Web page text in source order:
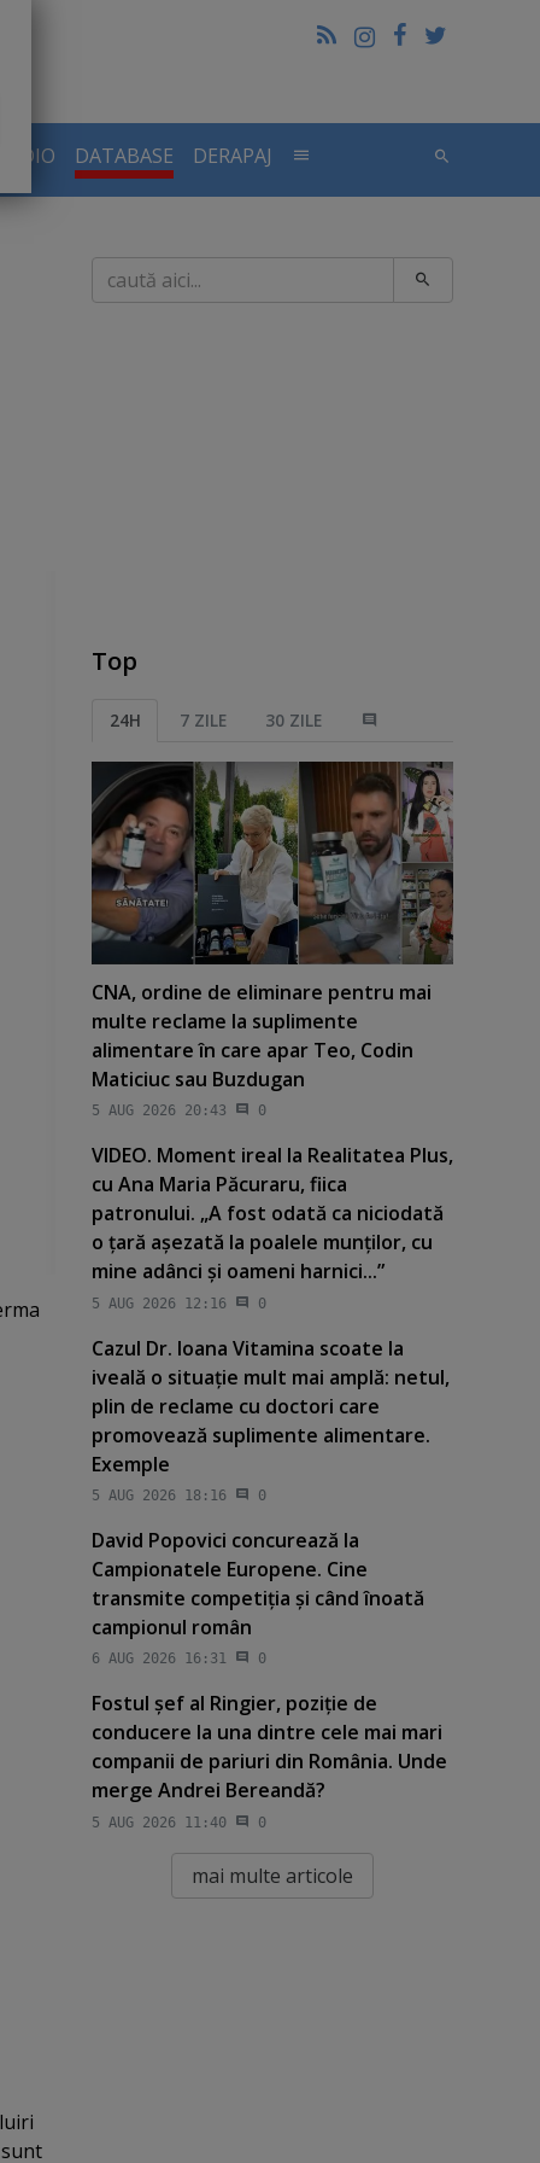
DATABASE DERAPAJ
Caută
Top
24H 7 ZILE 30 ZILE
CNA, ordine de eliminare pentru mai
multe reclame la suplimente
alimentare în care apar Teo, Codin
Maticiuc sau Buzdugan
5 AUG 2026 20:43 0
VIDEO. Moment ireal la Realitatea Plus,
cu Ana Maria Păcuraru, fiica
patronului. „A fost odată ca niciodată
o ţară aşezată la poalele munţilor, cu
mine adânci şi oameni harnici...”
5 AUG 2026 12:16 0
Cazul Dr. Ioana Vitamina scoate la
iveală o situaţie mult mai amplă: netul,
plin de reclame cu doctori care
promovează suplimente alimentare.
Exemple
5 AUG 2026 18:16 0
David Popovici concurează la
Campionatele Europene. Cine
transmite competiţia şi când înoată
campionul român
6 AUG 2026 16:31 0
Fostul şef al Ringier, poziţie de
conducere la una dintre cele mai mari
companii de pariuri din România. Unde
merge Andrei Bereandă?
5 AUG 2026 11:40 0
mai multe articole